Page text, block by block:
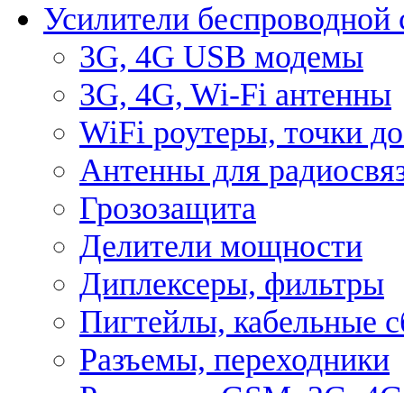
Усилители беспроводной
3G, 4G USB модемы
3G, 4G, Wi-Fi антенны
WiFi роутеры, точки
Антенны для
Грозозащита
Делители мощности
Диплексеры, фильтры
Пигтейлы, кабельные
Разъемы, переходники